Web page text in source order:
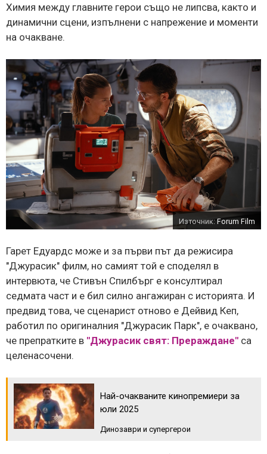
Химия между главните герои също не липсва, както и
динамични сцени, изпълнени с напрежение и моменти
на очакване.
Източник: Forum Film
Гарет Едуардс може и за първи път да режисира
"Джурасик" филм, но самият той е споделял в
интервюта, че Стивън Спилбърг е консултирал
седмата част и е бил силно ангажиран с историята. И
предвид това, че сценарист отново е Дейвид Кеп,
работил по оригиналния "Джурасик Парк", е очаквано,
че препратките в "Джурасик свят: Прераждане" са
целенасочени.
Най-очакваните кинопремиери за
юли 2025
Динозаври и супергерои